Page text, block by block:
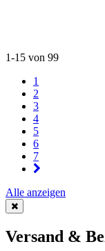
1-15 von 99
1
2
3
4
5
6
7
Alle anzeigen
Versand &